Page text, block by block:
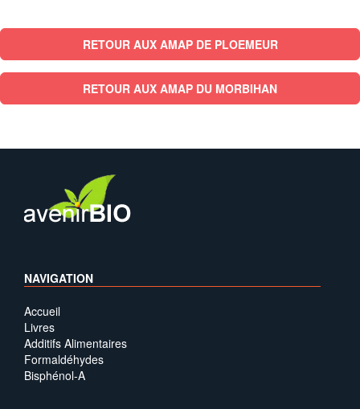
RETOUR AUX AMAP DE PLOEMEUR
RETOUR AUX AMAP DU MORBIHAN
NAVIGATION
Accueil
Livres
Additifs Alimentaires
Formaldéhydes
Bisphénol-A